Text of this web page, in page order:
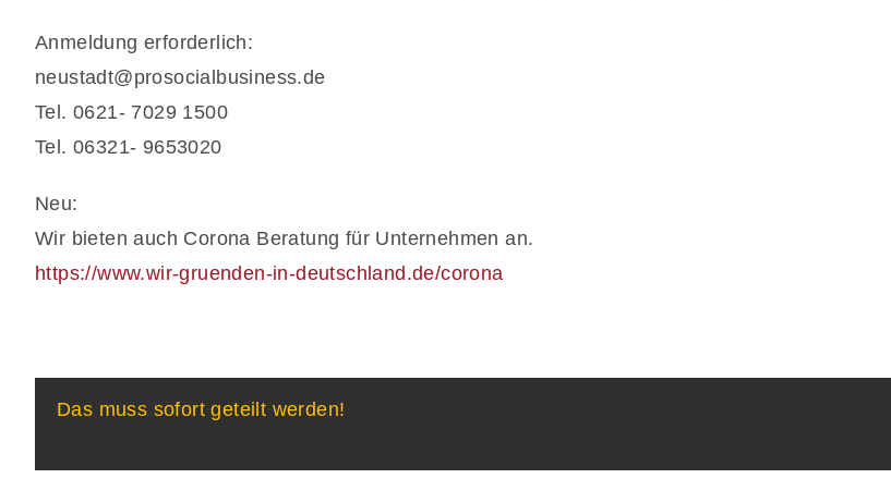
Anmeldung erforderlich:
neustadt@prosocialbusiness.de
Tel. 0621- 7029 1500
Tel. 06321- 9653020
Neu:
Wir bieten auch Corona Beratung für Unternehmen an.
https://www.wir-gruenden-in-deutschland.de/corona
Das muss sofort geteilt werden!